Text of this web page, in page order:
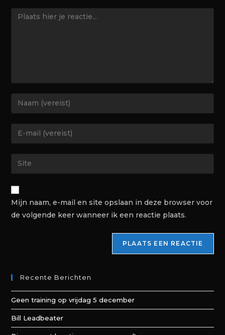
Mijn naam, e-mail en site opslaan in deze browser voor
de volgende keer wanneer ik een reactie plaats.
Recente Berichten
Geen training op vrijdag 5 december
Bill Leadbeater